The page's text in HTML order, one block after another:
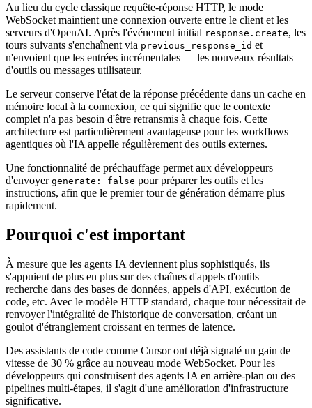
Au lieu du cycle classique requête-réponse HTTP, le mode
WebSocket maintient une connexion ouverte entre le client et les
serveurs d'OpenAI. Après l'événement initial response.create, les
tours suivants s'enchaînent via previous_response_id et
n'envoient que les entrées incrémentales — les nouveaux résultats
d'outils ou messages utilisateur.
Le serveur conserve l'état de la réponse précédente dans un cache en
mémoire local à la connexion, ce qui signifie que le contexte
complet n'a pas besoin d'être retransmis à chaque fois. Cette
architecture est particulièrement avantageuse pour les workflows
agentiques où l'IA appelle régulièrement des outils externes.
Une fonctionnalité de préchauffage permet aux développeurs
d'envoyer generate: false pour préparer les outils et les
instructions, afin que le premier tour de génération démarre plus
rapidement.
Pourquoi c'est important
À mesure que les agents IA deviennent plus sophistiqués, ils
s'appuient de plus en plus sur des chaînes d'appels d'outils —
recherche dans des bases de données, appels d'API, exécution de
code, etc. Avec le modèle HTTP standard, chaque tour nécessitait de
renvoyer l'intégralité de l'historique de conversation, créant un
goulot d'étranglement croissant en termes de latence.
Des assistants de code comme Cursor ont déjà signalé un gain de
vitesse de 30 % grâce au nouveau mode WebSocket. Pour les
développeurs qui construisent des agents IA en arrière-plan ou des
pipelines multi-étapes, il s'agit d'une amélioration d'infrastructure
significative.